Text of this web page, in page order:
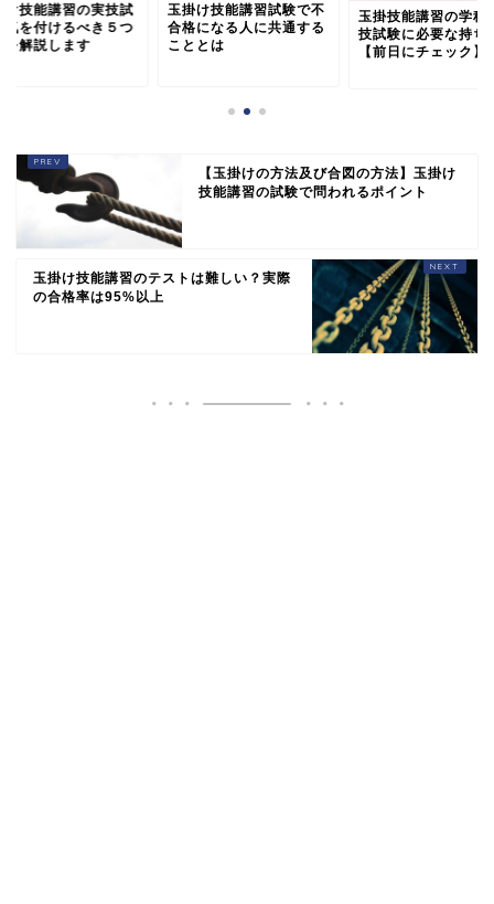
け技能講習の実技試
気を付けるべき５つ
を解説します
玉掛け技能講習試験で不
合格になる人に共通する
こととは
玉掛技能講習の学科
技試験に必要な持ち
【前日にチェック】
【玉掛けの方法及び合図の方法】玉掛け
技能講習の試験で問われるポイント
玉掛け技能講習のテストは難しい？実際
の合格率は95%以上